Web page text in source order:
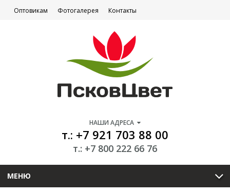
Оптовикам Фотогалерея Контакты
НАШИ АДРЕСА
т.: +7 921 703 88 00
т.: +7 800 222 66 76
МЕНЮ